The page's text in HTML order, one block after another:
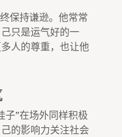
保持谦逊。他常常
只是运气好的一
人的尊重，也让他
子”在场外同样积极
的影响力关注社会